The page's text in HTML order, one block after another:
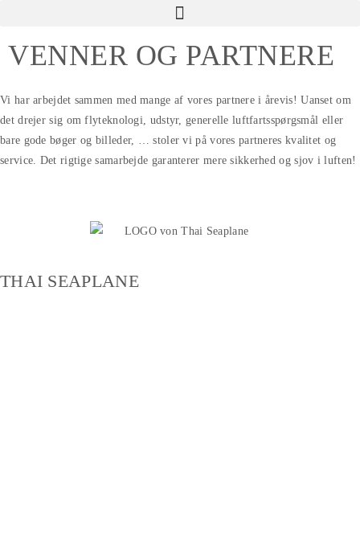
VENNER OG PARTNERE
Vi har arbejdet sammen med mange af vores partnere i årevis! Uanset om
det drejer sig om flyteknologi, udstyr, generelle luftfartsspørgsmål eller
bare gode bøger og billeder, … stoler vi på vores partneres kvalitet og
service. Det rigtige samarbejde garanterer mere sikkerhed og sjov i luften!
THAI SEAPLANE